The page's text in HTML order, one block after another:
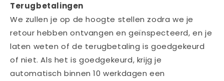
Terugbetalingen
We zullen je op de hoogte stellen zodra we je
retour hebben ontvangen en geïnspecteerd, en je
laten weten of de terugbetaling is goedgekeurd
of niet. Als het is goedgekeurd, krijg je
automatisch binnen 10 werkdagen een